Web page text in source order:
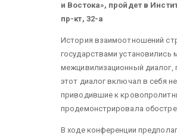
и Востока», пройдет в
пр-кт, 32-а
История взаимоотношений
государствами установились
межцивилизационный
этот диалог включал в себя
приводившие к
продемонстрировала
В ходе конференции